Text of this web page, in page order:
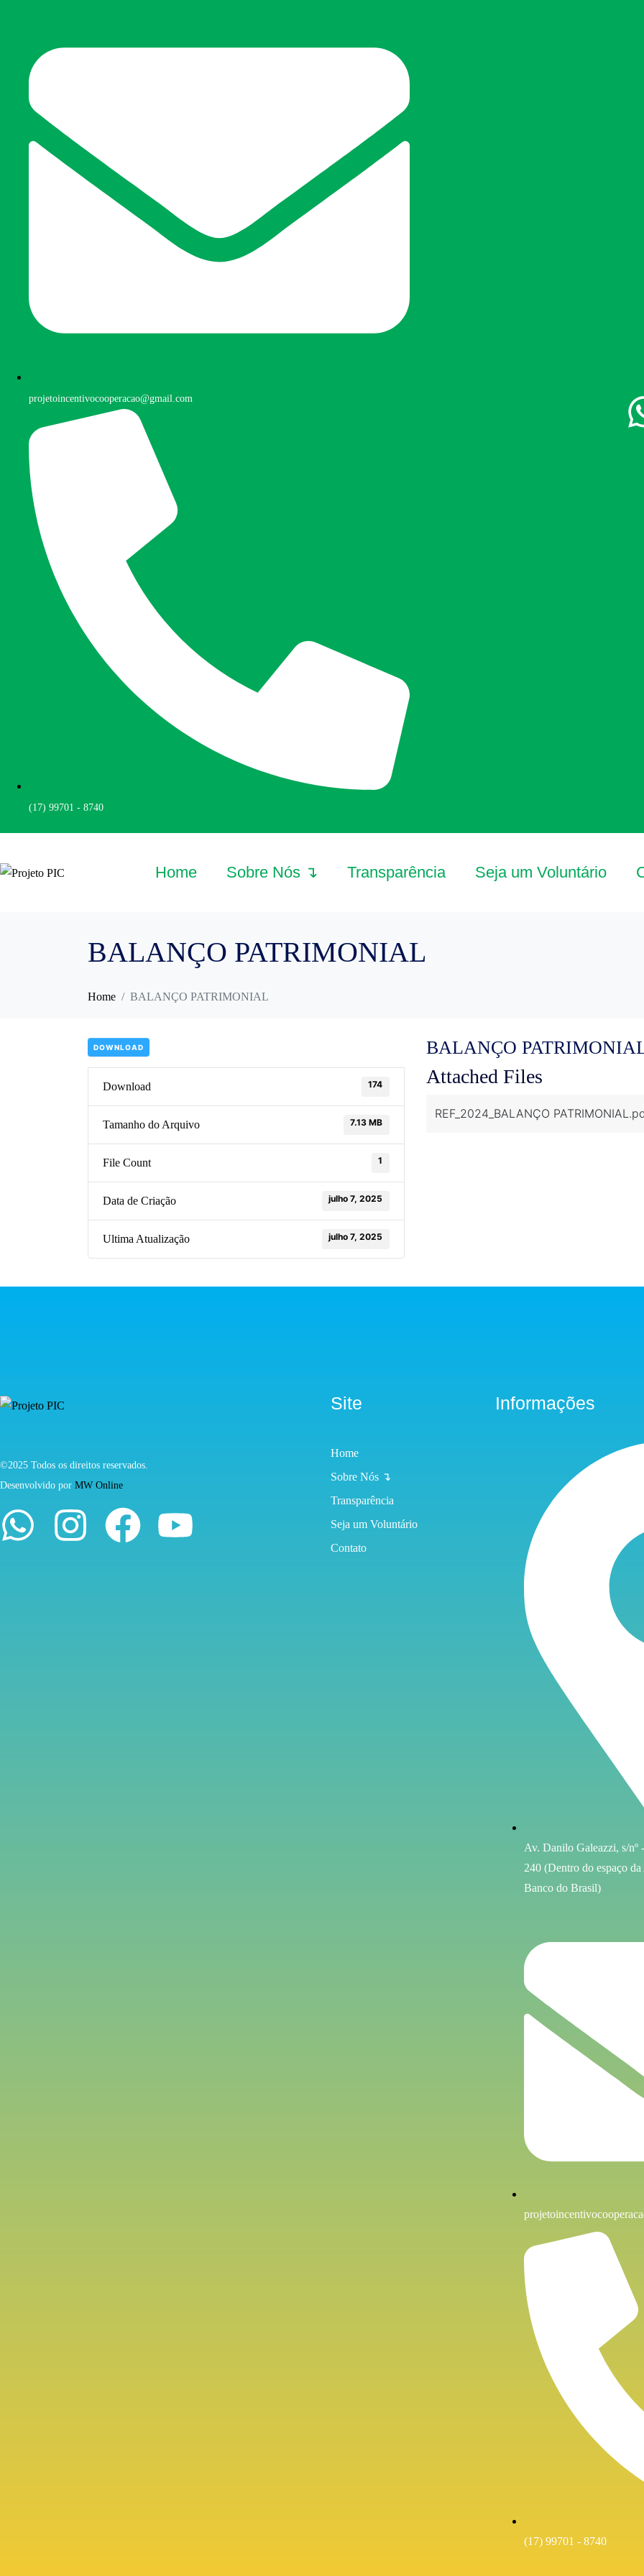
projetoincentivocooperacao@gmail.com
(17) 99701 - 8740
Home Sobre Nós ↴ Transparência Seja um Voluntário
BALANÇO PATRIMONIAL
Home BALANÇO PATRIMONIAL
DOWNLOAD
Download 174
Tamanho do Arquivo 7.13 MB
File Count 1
Data de Criação julho 7, 2025
Ultima Atualização julho 7, 2025
BALANÇO
Attached Files
REF_2024_BALANÇO
©2025 Todos os direitos reservados.
Desenvolvido por MW Online
Site
Home
Sobre Nós ↴
Transparência
Seja um Voluntário
Contato
Informações
Av. Danilo Galeazzi, s/nº
240 (Dentro do espaço
Banco do Brasil)
(17) 99701 - 8740